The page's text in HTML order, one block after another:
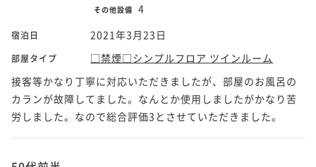
その他設備 4
宿泊日 2021年3月23日
部屋タイプ
□禁煙□シンプルフロア ツインルーム
接客等かなり丁寧に対応いただきましたが、部屋のお風呂の
カランが故障してました。なんとか使用しましたがかなり苦
労しました。なので総合評価3とさせていただきました。